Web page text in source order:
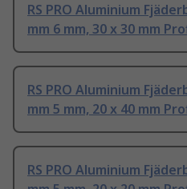
RS PRO Aluminium
mm 6 mm, 30 x 30 mm
RS PRO Aluminium
mm 5 mm, 20 x 40 mm
RS PRO Aluminium